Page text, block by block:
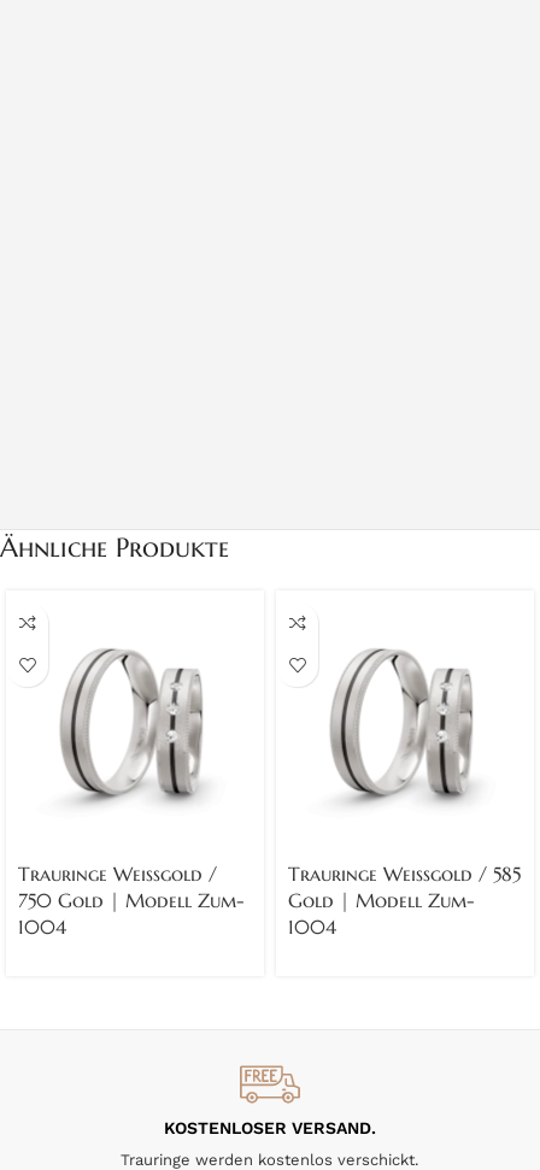
Ähnliche Produkte
Trauringe Weissgold /
750 Gold | Modell Zum-
1004
Trauringe Weissgold / 585
Gold | Modell Zum-
1004
KOSTENLOSER VERSAND.
Trauringe werden kostenlos verschickt.